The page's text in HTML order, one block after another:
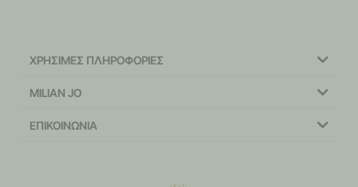
ΧΡΗΣΙΜΕΣ ΠΛΗΡΟΦΟΡΙΕΣ
MILIAN JO
ΕΠΙΚΟΙΝΩΝΙΑ